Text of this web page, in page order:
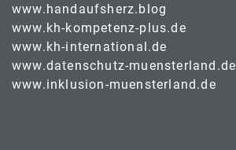
www.handaufsherz.blog
www.kh-kompetenz-plus.de
www.kh-international.de
www.datenschutz-muensterland.de
www.inklusion-muensterland.de